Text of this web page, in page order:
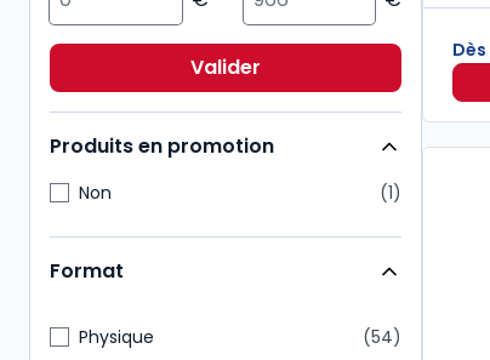
Action sociale
Multimatières
8
Valider
Produits en promotion
Non 1
Format
Physique
54
Dès